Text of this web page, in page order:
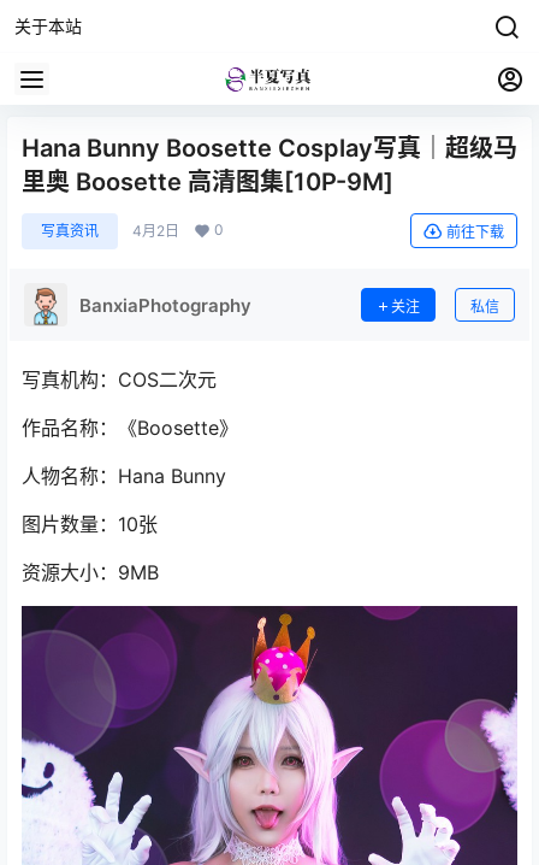
关于本站
Hana Bunny Boosette Cosplay写真｜超级马
里奥 Boosette 高清图集[10P-9M]
写真资讯 4月2日 0 前往下载
BanxiaPhotography 关注 私信
写真机构：COS二次元
作品名称：《Boosette》
人物名称：Hana Bunny
图片数量：10张
资源大小：9MB